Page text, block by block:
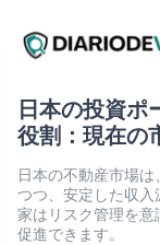
日本の投資ポ
役割：現在の
日本の不動産市場
つつ、安定した収
家はリスク管理を
促進できます。